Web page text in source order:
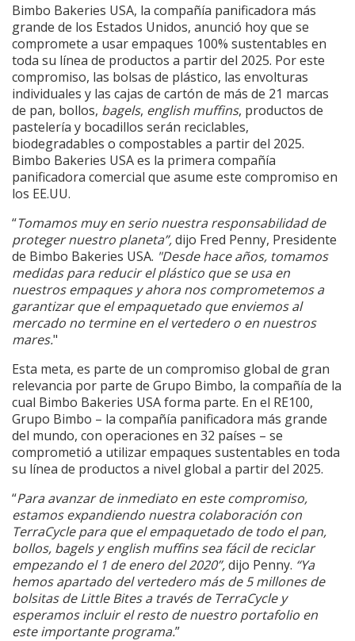
Bimbo Bakeries USA, la compañía panificadora más
grande de los Estados Unidos, anunció hoy que se
compromete a usar empaques 100% sustentables en
toda su línea de productos a partir del 2025. Por este
compromiso, las bolsas de plástico, las envolturas
individuales y las cajas de cartón de más de 21 marcas
de pan, bollos, bagels, english muffins, productos de
pastelería y bocadillos serán reciclables,
biodegradables o compostables a partir del 2025.
Bimbo Bakeries USA es la primera compañía
panificadora comercial que asume este compromiso en
los EE.UU.
“Tomamos muy en serio nuestra responsabilidad de
proteger nuestro planeta”,dijo Fred Penny, Presidente
de Bimbo Bakeries USA. "Desde hace años, tomamos
medidas para reducir el plástico que se usa en
nuestros empaques y ahora nos comprometemos a
garantizar que el empaquetado que enviemos al
mercado no termine en el vertedero o en nuestros
mares."
Esta meta, es parte de un compromiso global de gran
relevancia por parte de Grupo Bimbo, la compañía de la
cual Bimbo Bakeries USA forma parte. En el RE100,
Grupo Bimbo – la compañía panificadora más grande
del mundo, con operaciones en 32 países – se
comprometió a utilizar empaques sustentables en toda
su línea de productos a nivel global a partir del 2025.
“Para avanzar de inmediato en este compromiso,
estamos expandiendo nuestra colaboración con
TerraCycle para que el empaquetado de todo el pan,
bollos, bagels y english muffins sea fácil de reciclar
empezando el 1 de enero del 2020”,dijo Penny. “Ya
hemos apartado del vertedero más de 5 millones de
bolsitas de Little Bites a través de TerraCycle y
esperamos incluir el resto de nuestro portafolio en
este importante programa.”